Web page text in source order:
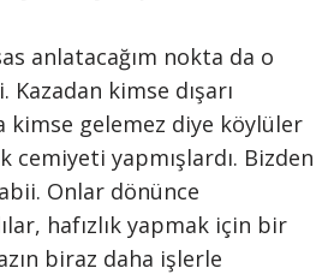
anlatacağım nokta da o
Kazadan kimse dışarı
kimse gelemez diye köylüler
cemiyeti yapmışlardı. Bizden
Onlar dönünce
hafızlık yapmak için bir
biraz daha işlerle